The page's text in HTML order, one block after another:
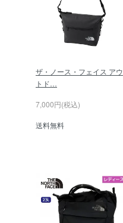
ザ・ノース・フェイス アウ
トド…
7,000円(税込)
送料無料